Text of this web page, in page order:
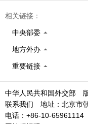
相关链接：
中央部委
地方外办
重要链接
中华人民共和国外交部
联系我们 地址：北京市
电话：+86-10-65961114